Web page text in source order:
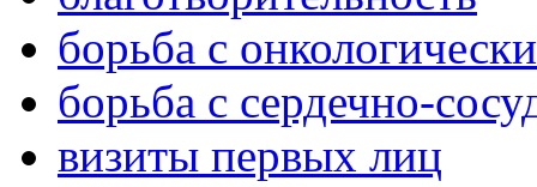
борьба с
борьба с сердечно-
визиты первых лиц